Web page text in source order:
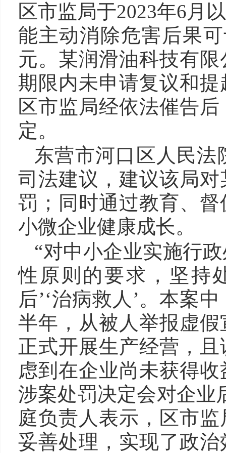
区市监局于2023年6月
能主动消除危害后果
元。某润滑油科技有
期限内未申请复议和
区市监局经依法催告
定。
东营市河口区人民
司法建议，建议该局
罚；同时通过教育、
小微企业健康成长。
“对中小企业实施行
性原则的要求，坚持
后’‘治病救人’。本案
半年，从被人举报虚
正式开展生产经营，
虑到在企业尚未获得
涉案处罚决定会对企业
庭负责人表示，区市
妥善处理，实现了政